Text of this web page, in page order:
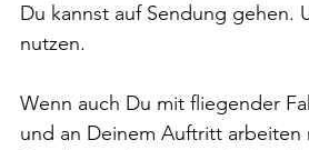
Du kannst auf Sendung gehen.
nutzen.
Wenn auch Du mit fliegender
und an Deinem Auftritt